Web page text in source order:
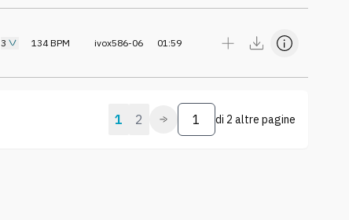
3 134BPM ivox586-06 01:59
1 2 di 2 altre pagine